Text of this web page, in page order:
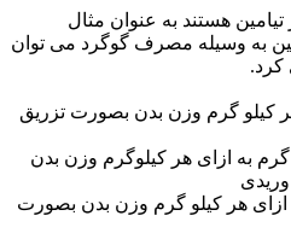
هستند به عنوان مثال
به وسیله مصرف گوگرد می توان
کرد.
ازای هر کیلو گرم وزن بدن بصورت تزریق
10 تا 20 میلی گرم به ازای هر کیلوگرم وزن بدن
میلی گرم به ازای هر کیلو گرم وزن بدن بصورت